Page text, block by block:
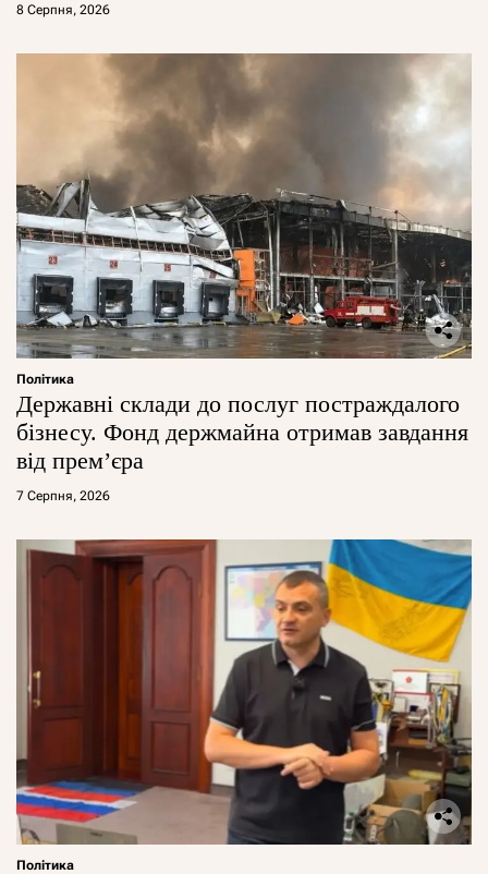
8 Серпня, 2026
Політика
Державні склади до послуг постраждалого
бізнесу. Фонд держмайна отримав завдання
від прем’єра
7 Серпня, 2026
Політика